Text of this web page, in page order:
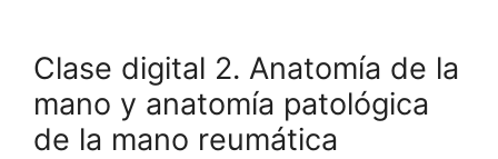
Clase digital 2. Anatomía de la
mano y anatomía patológica
de la mano reumática